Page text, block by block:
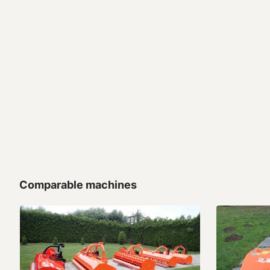
Comparable machines